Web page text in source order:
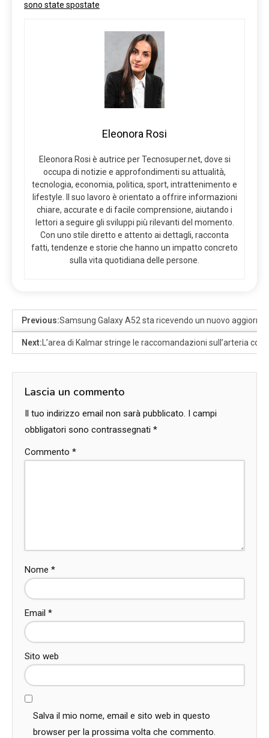
sono state spostate
Eleonora Rosi
Eleonora Rosi è autrice per Tecnosuper.net, dove si
occupa di notizie e approfondimenti su attualità,
tecnologia, economia, politica, sport, intrattenimento e
lifestyle. Il suo lavoro è orientato a offrire informazioni
chiare, accurate e di facile comprensione, aiutando i
lettori a seguire gli sviluppi più rilevanti del momento.
Con uno stile diretto e attento ai dettagli, racconta
fatti, tendenze e storie che hanno un impatto concreto
sulla vita quotidiana delle persone.
Previous:Samsung Galaxy A52 sta ricevendo un nuovo
Next: L’area di Kalmar stringe le raccomandazioni sull’arteria
Lascia un commento
Il tuo indirizzo email non sarà pubblicato. I campi
obbligatori sono contrassegnati *
Commento *
Nome *
Email *
Sito web
Salva il mio nome, email e sito web in questo
browser per la prossima volta che commento.